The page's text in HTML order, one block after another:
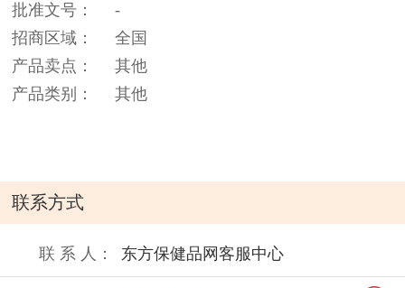
批准文号：
-
招商区域：
全国
产品卖点：
其他
产品类别：
其他
联系方式
联 系 人： 东方保健品网客服中心